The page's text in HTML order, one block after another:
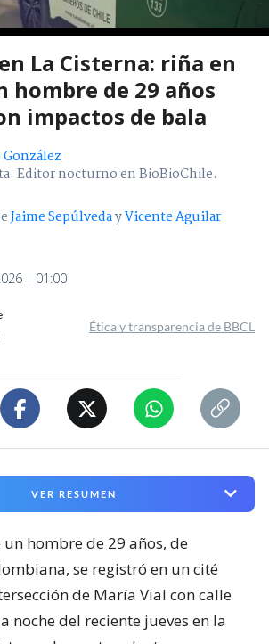
La Cisterna: riña en
hombre de 29 años
impactos de bala
Editor nocturno en BioBioChile.
Jaime SepúlvedayVicente Aguilar
| 01:00
Ética y transparencia de BBCL
VER RESUMEN
hombre de 29 años, de
se registró en un cité
de María Vial con calle
noche del reciente jueves en la